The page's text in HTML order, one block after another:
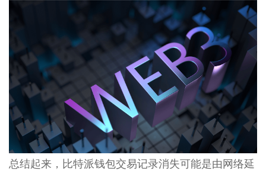
总结起来，比特派钱包交易记录消失可能是由网络延